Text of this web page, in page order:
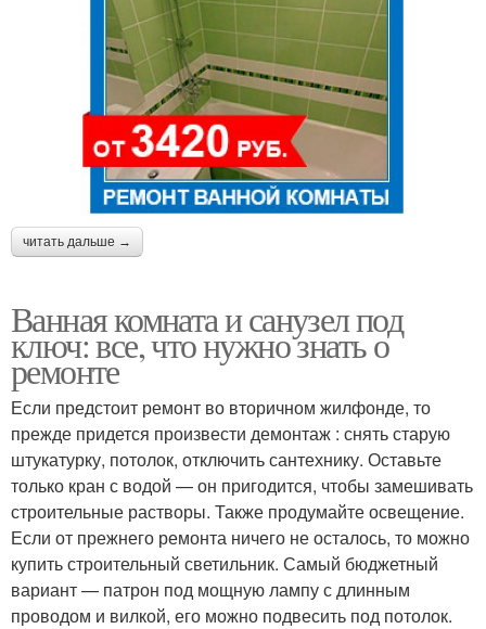
читать дальше →
Ванная комната и санузел под
ключ: все, что нужно знать о
ремонте
Если предстоит ремонт во вторичном жилфонде, то
прежде придется произвести демонтаж : снять старую
штукатурку, потолок, отключить сантехнику. Оставьте
только кран с водой — он пригодится, чтобы замешивать
строительные растворы. Также продумайте освещение.
Если от прежнего ремонта ничего не осталось, то можно
купить строительный светильник. Самый бюджетный
вариант — патрон под мощную лампу с длинным
проводом и вилкой, его можно подвесить под потолок.